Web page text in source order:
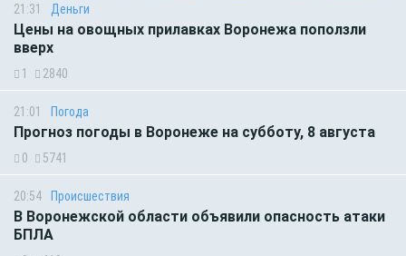
21:31 Деньги
Цены на овощных прилавках Воронежа поползли
вверх
1 2840
21:01 Погода
Прогноз погоды в Воронеже на субботу, 8 августа
0 5741
20:54 Происшествия
В Воронежской области объявили опасность атаки
БПЛА